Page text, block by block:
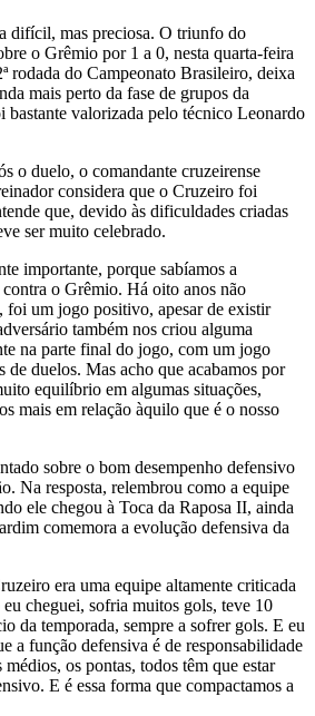
difícil, mas preciosa. O triunfo do
o Grêmio por 1 a 0, nesta quarta-feira
rodada do Campeonato Brasileiro, deixa
mais perto da fase de grupos da
bastante valorizada pelo técnico Leonardo
o duelo, o comandante cruzeirense
considera que o Cruzeiro foi
que, devido às dificuldades criadas
ser muito celebrado.
importante, porque sabíamos a
o Grêmio. Há oito anos não
foi um jogo positivo, apesar de existir
também nos criou alguma
na parte final do jogo, com um jogo
de duelos. Mas acho que acabamos por
equilíbrio em algumas situações,
mais em relação àquilo que é o nosso
sobre o bom desempenho defensivo
Na resposta, relembrou como a equipe
ele chegou à Toca da Raposa II, ainda
comemora a evolução defensiva da
era uma equipe altamente criticada
cheguei, sofria muitos gols, teve 10
da temporada, sempre a sofrer gols. E eu
a função defensiva é de responsabilidade
os pontas, todos têm que estar
E é essa forma que compactamos a